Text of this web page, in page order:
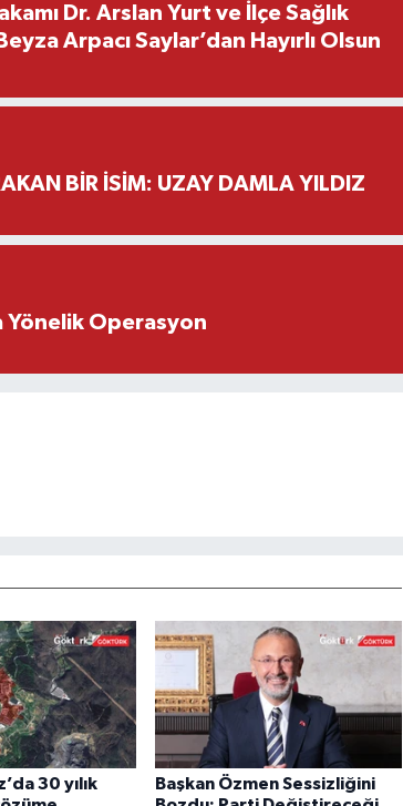
Dr. Arslan Yurt ve İlçe Sağlık
Arpacı Saylar’dan Hayırlı Olsun
BİR İSİM: UZAY DAMLA YILDIZ
Yönelik Operasyon
30 yılık
Başkan Özmen Sessizliğini